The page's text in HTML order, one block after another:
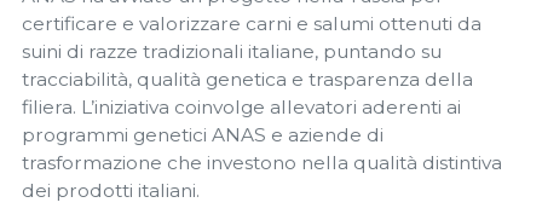
certificare e valorizzare carni e salumi ottenuti da
suini di razze tradizionali italiane, puntando su
tracciabilità, qualità genetica e trasparenza della
filiera. L’iniziativa coinvolge allevatori aderenti ai
programmi genetici ANAS e aziende di
trasformazione che investono nella qualità distintiva
dei prodotti italiani.